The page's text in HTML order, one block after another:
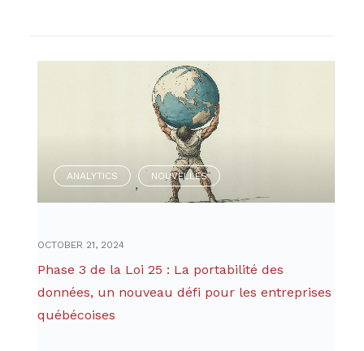
ANALYTICS
,
NOUVELLES
OCTOBER 21, 2024
Phase 3 de la Loi 25 : La portabilité des
données, un nouveau défi pour les entreprises
québécoises